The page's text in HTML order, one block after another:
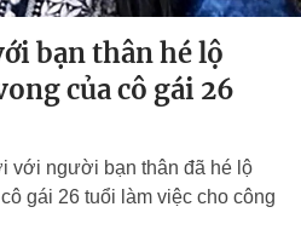
bạn thân hé lộ
của cô gái 26
với người bạn thân đã hé lộ
gái 26 tuổi làm việc cho công